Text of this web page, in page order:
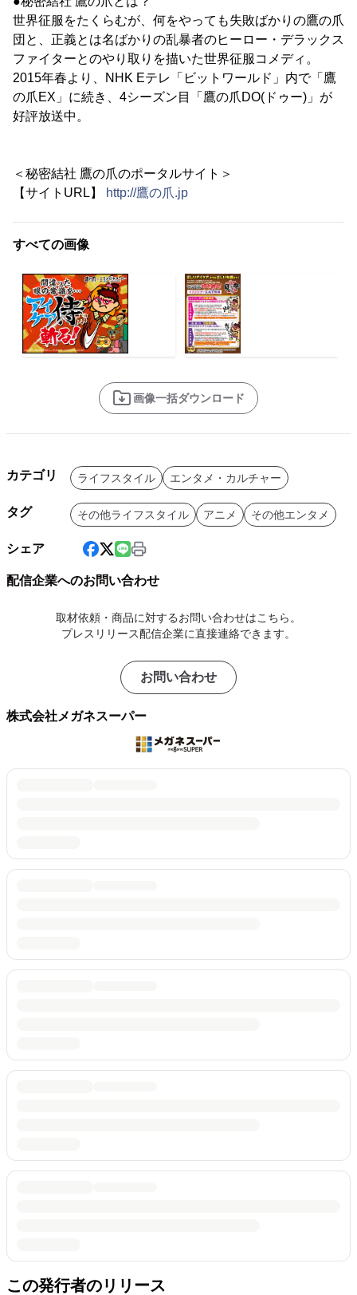
世界征服をたくらむが、何をやっても失敗ばかりの鷹の爪
団と、正義とは名ばかりの乱暴者のヒーロー・デラックス
ファイターとのやり取りを描いた世界征服コメディ。
2015年春より、NHK Eテレ「ビットワールド」内で「鷹
の爪EX」に続き、4シーズン目「鷹の爪DO(ドゥー)」が
好評放送中。
＜秘密結社 鷹の爪のポータルサイト＞
【サイトURL】
http://鷹の爪.jp
すべての画像
画像一括ダウンロード
カテゴリ ライフスタイル エンタメ・カルチャー
タグ その他ライフスタイル アニメ その他エンタメ
シェア
配信企業へのお問い合わせ
取材依頼・商品に対するお問い合わせはこちら。
プレスリリース配信企業に直接連絡できます。
お問い合わせ
株式会社メガネスーパー
この発行者のリリース